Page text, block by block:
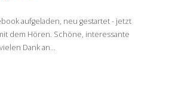
aufgeladen, neu gestartet - jetzt
dem Hören. Schöne, interessante
Dank an…